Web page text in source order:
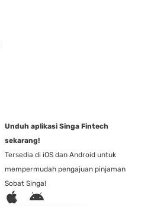
Unduh aplikasi Singa Fintech
sekarang!
Tersedia di iOS dan Android untuk
mempermudah pengajuan pinjaman
Sobat Singa!
A
A